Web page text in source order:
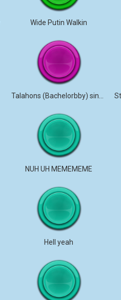
Wide Putin Walkin
NUH UH MEMEMEME
Hell yeah